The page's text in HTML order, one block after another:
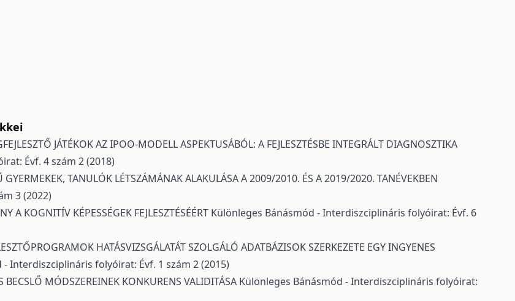
JÁTÉKOK AZ IPOO-MODELL ASPEKTUSÁBÓL: A FEJLESZTÉSBE INTEGRÁLT DIAGNOSZTIKA
Évf. 4 szám 2 (2018)
GYERMEKEK, TANULÓK LÉTSZÁMÁNAK ALAKULÁSA A 2009/2010. ÉS A 2019/2020. TANÉVEKBEN
3 (2022)
A KOGNITÍV KÉPESSÉGEK FEJLESZTÉSÉÉRT Különleges Bánásmód - Interdiszciplináris folyóirat: Évf. 6
HATÁSVIZSGÁLATÁT SZOLGÁLÓ ADATBÁZISOK SZERKEZETE EGY INGYENES
Interdiszciplináris folyóirat: Évf. 1 szám 2 (2015)
BECSLŐ MÓDSZEREINEK KONKURENS VALIDITÁSA Különleges Bánásmód - Interdiszciplináris folyóirat: